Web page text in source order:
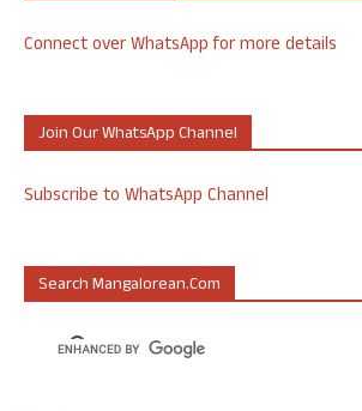
Connect over WhatsApp for more details
Join Our WhatsApp Channel
Subscribe to WhatsApp Channel
Search Mangalorean.com